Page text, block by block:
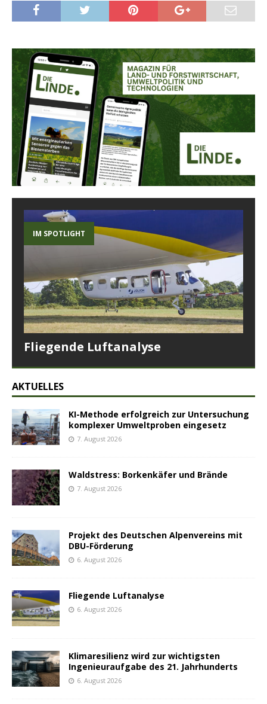
IM SPOTLIGHT
Fliegende Luftanalyse
AKTUELLES
KI-Methode erfolgreich zur Untersuchung
komplexer Umweltproben eingesetz
7. August 2026
Waldstress: Borkenkäfer und Brände
7. August 2026
Projekt des Deutschen Alpenvereins mit
DBU-Förderung
6. August 2026
Fliegende Luftanalyse
6. August 2026
Klimaresilienz wird zur wichtigsten
Ingenieuraufgabe des 21. Jahrhunderts
6. August 2026